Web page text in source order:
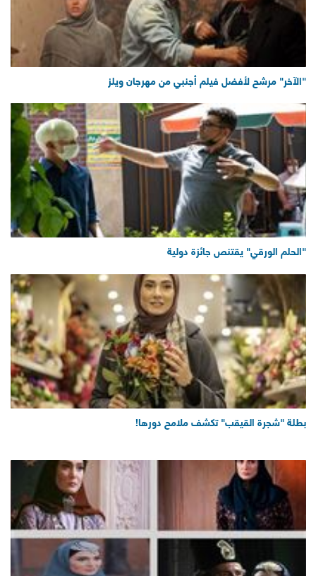
بطلة "شجرة القيقب" تكشف ملامح دورها!
"الحلم الورقي" يقتنص جائزة دولية
"الآخر" مرشح لأفضل فيلم أجنبي من مهرجان ويلز